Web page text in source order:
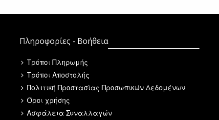
Πληροφορίες - Βοήθεια
Τρόποι Πληρωμής
Τρόποι Αποστολής
Πολιτική Προστασίας Προσωπικών Δεδομένων
Όροι χρήσης
Ασφάλεια Συναλλαγών